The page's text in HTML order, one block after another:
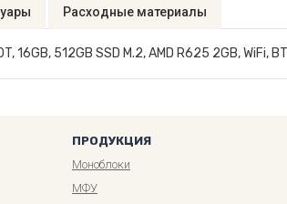
Расходные материалы
512GB SSD M.2, AMD R625 2GB, WiFi, BT,
ПРОДУКЦИЯ
Моноблоки
МФУ